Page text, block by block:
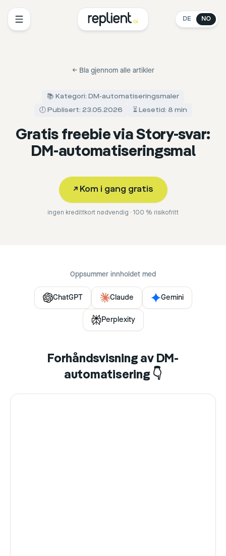
DE NO
← Bla gjennom alle artikler
📚 Kategori: DM-automatiseringsmaler
🕖 Publisert: 23.05.2026
⏳ Lesetid: 8 min
Gratis freebie via Story-svar:
DM-automatiseringsmal
↗ Kom i gang gratis
ingen kredittkort nødvendig · 100 % risikofritt
Oppsummer innholdet med
ChatGPT Claude Gemini
Perplexity
Forhåndsvisning av DM-
automatisering 👇